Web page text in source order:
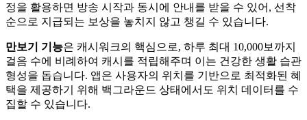
정을 활용하면 방송 시작과 동시에 안내를 받을 수 있어, 선착
순으로 지급되는 보상을 놓치지 않고 챙길 수 있습니다.
만보기 기능은 캐시워크의 핵심으로, 하루 최대 10,000보까지
걸음 수에 비례하여 캐시를 적립해주며 이는 건강한 생활 습관
형성을 돕습니다. 앱은 사용자의 위치를 기반으로 최적화된 혜
택을 제공하기 위해 백그라운드 상태에서도 위치 데이터를 수
집할 수 있습니다.